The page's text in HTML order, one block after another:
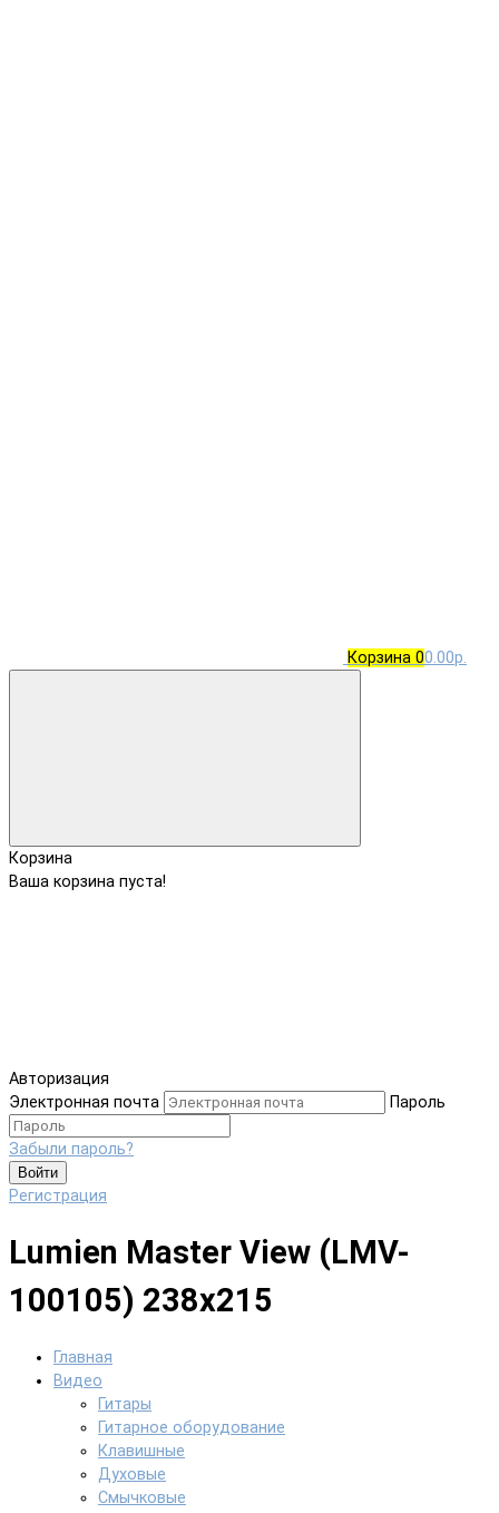
Корзина 00.00р.
Корзина
Ваша корзина пуста!
Авторизация
Электронная почта
Пароль
Забыли пароль?
Войти
Регистрация
Lumien Master View (LMV-
100105) 238x215
Главная
Видео
Гитары
Гитарное оборудование
Клавишные
Духовые
Смычковые